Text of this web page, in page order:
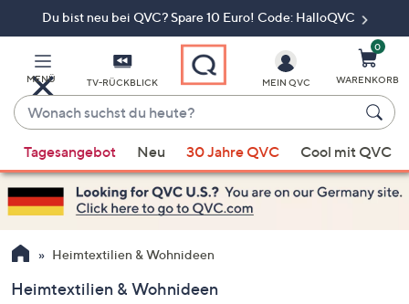
Du bist neu bei QVC? Spare 10 Euro! Code: HalloQVC
MENÜ TV-RÜCKBLICK
Wonach
suchst
du
heute?
Vorschläge
verfügbar
sind,
verwenden
Sie
Pfeiltasten
MEIN QVC
0
WARENKORB
Tagesangebot Neu 30 Jahre QVC Cool mit QVC
Heimtextilien & Wohnideen
Heimtextilien & Wohnideen